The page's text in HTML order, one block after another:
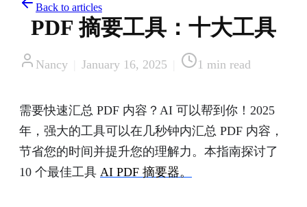
Back to articles
PDF 摘要工具：十大工具
Nancy January 16, 2025 1 min read
需要快速汇总 PDF 内容？AI 可以帮到你！2025
年，强大的工具可以在几秒钟内汇总 PDF 内容，
节省您的时间并提升您的理解力。本指南探讨了
10 个最佳工具 AI PDF 摘要器。